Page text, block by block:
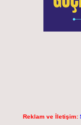
Reklam ve İletişim: